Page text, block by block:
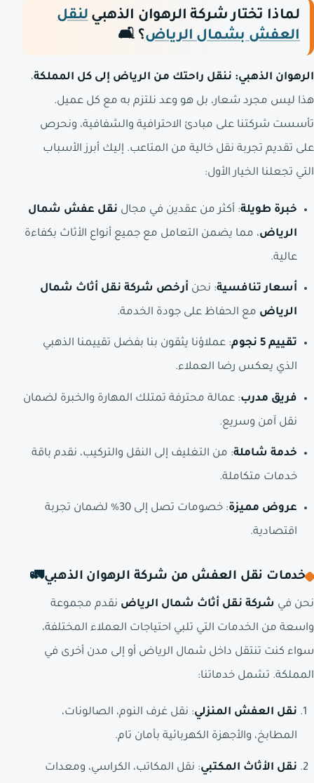
لماذا تختار شركة الرهوان الذهبيلنقل
العفش بشمال الرياض؟ 🛋️
الرهوان الذهبي: ننقل راحتك من الرياض إلى كل المملكة،
هذا ليس مجرد شعار، بل هو وعد نلتزم به مع كل عميل.
تأسست شركتنا على مبادئ الاحترافية والشفافية، ونحرص
على تقديم تجربة نقل خالية من المتاعب. إليك أبرز الأسباب
التي تجعلنا الخيار الأول:
خبرة طويلة: أكثر من عقدين في مجال نقل عفش شمال
الرياض، مما يضمن التعامل مع جميع أنواع الأثاث بكفاءة
عالية.
أسعار تنافسية: نحن أرخص شركة نقل أثاث شمال
الرياض مع الحفاظ على جودة الخدمة.
تقييم 5 نجوم
: عملاؤنا يثقون بنا بفضل تقييمنا الذهبي
الذي يعكس رضا العملاء.
فريق مدرب: عمالة محترفة تمتلك المهارة والخبرة لضمان
نقل آمن وسريع.
خدمة شاملة: من التغليف إلى النقل والتركيب، نقدم باقة
خدمات متكاملة.
عروض مميزة
: خصومات تصل إلى 30% لضمان تجربة
اقتصادية.
خدمات نقل العفش من شركة الرهوان الذهبي🚛
نحن في شركة نقل أثاث شمال الرياض نقدم مجموعة
واسعة من الخدمات التي تلبي احتياجات العملاء المختلفة،
سواء كنت تنتقل داخل شمال الرياض أو إلى مدن أخرى في
المملكة. تشمل خدماتنا:
نقل العفش المنزلي: نقل غرف النوم، الصالونات،
المطابخ، والأجهزة الكهربائية بأمان تام.
نقل الأثاث المكتبي: نقل المكاتب، الكراسي، ومعدات